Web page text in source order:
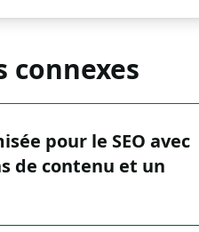
connexes
pour le SEO avec
de contenu et un